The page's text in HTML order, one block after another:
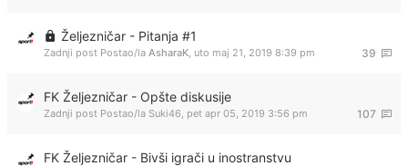
Željezničar - Pitanja #1
39
Zadnji post Postao/la AsharaK, uto maj 21, 2019 8:39 pm
FK Željezničar - Opšte diskusije
107
Zadnji post Postao/la Suki46, pet apr 05, 2019 3:56 pm
FK Željezničar - Bivši igrači u inostranstvu